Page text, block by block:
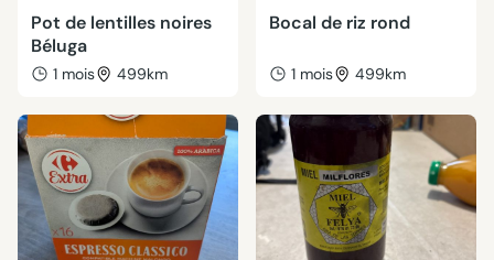
Pot de lentilles noires
Béluga
1 mois 499km
Bocal de riz rond
1 mois 499km